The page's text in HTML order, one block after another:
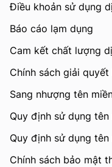
Điều khoản sử dụng
Báo cáo lạm dụng
Cam kết chất lượng
Chính sách giải quyết
Sang nhượng tên
Quy định sử dụng tên
Quy định sử dụng
Chính sách bảo mật